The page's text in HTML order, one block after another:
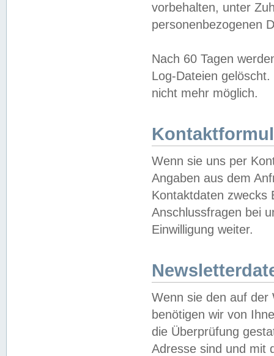
vorbehalten, unter
personenbezogenen
Nach 60 Tagen
Log-Dateien
nicht mehr möglich.
Wenn sie uns per
Angaben aus dem
Kontaktdaten zwecks
Anschlussfragen bei
Einwilligung weiter.
Wenn sie den auf der
benötigen wir von
die Überprüfung
Adresse sind und mit